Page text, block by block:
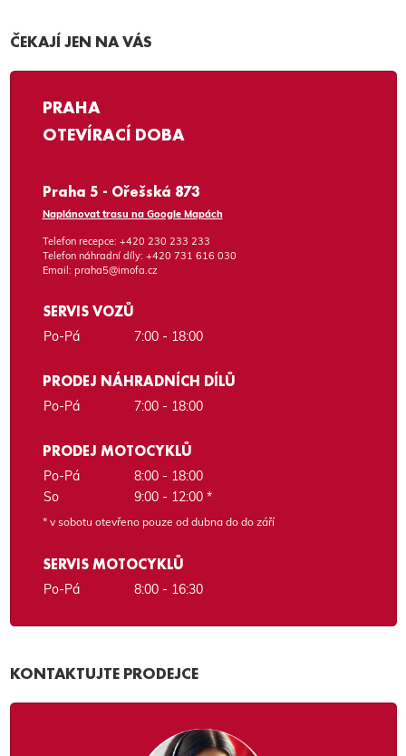
ČEKAJÍ JEN NA VÁS
PRAHA
OTEVÍRACÍ DOBA
Praha 5 - Ořešská 873
Naplánovat trasu na Google Mapách
Telefon recepce: +420 230 233 233
Telefon náhradní díly: +420 731 616 030
Email: praha5@imofa.cz
SERVIS VOZŮ
Po-Pá 7:00 - 18:00
PRODEJ NÁHRADNÍCH DÍLŮ
Po-Pá 7:00 - 18:00
PRODEJ MOTOCYKLŮ
Po-Pá
8:00 - 18:00
So
9:00 - 12:00 *
* v sobotu otevřeno pouze od dubna do do září
SERVIS MOTOCYKLŮ
Po-Pá 8:00 - 16:30
KONTAKTUJTE PRODEJCE